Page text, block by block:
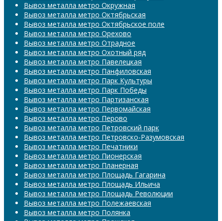
Вывоз металла метро Окружная
Вывоз металла метро Октябрьская
Вывоз металла метро Октябрьское поле
Вывоз металла метро Орехово
Вывоз металла метро Отрадное
Вывоз металла метро Охотный ряд
Вывоз металла метро Павелецкая
Вывоз металла метро Панфиловская
Вывоз металла метро Парк Культуры
Вывоз металла метро Парк Победы
Вывоз металла метро Партизанская
Вывоз металла метро Первомайская
Вывоз металла метро Перово
Вывоз металла метро Петровский парк
Вывоз металла метро Петровско-Разумовская
Вывоз металла метро Печатники
Вывоз металла метро Пионерская
Вывоз металла метро Планерная
Вывоз металла метро Площадь Гагарина
Вывоз металла метро Площадь Ильича
Вывоз металла метро Площадь Революции
Вывоз металла метро Полежаевская
Вывоз металла метро Полянка